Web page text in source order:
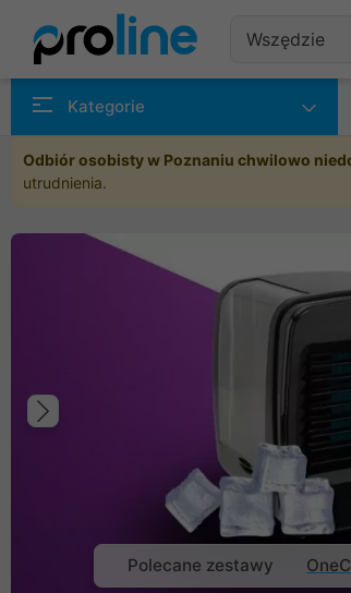
Kategorie
Odbiór osobisty w Poznaniu chwilowo
utrudnienia.
Poprzedni
Polecane zestawy